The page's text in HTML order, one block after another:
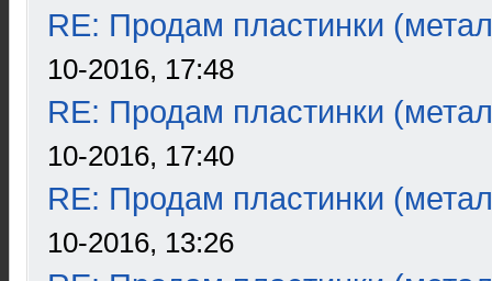
RE: Продам пластинки
10-2016, 17:48
RE: Продам пластинки
10-2016, 17:40
RE: Продам пластинки
10-2016, 13:26